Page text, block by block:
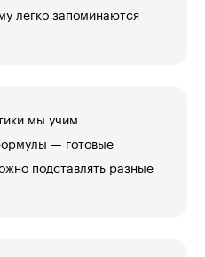
легко запоминаются
мы учим
— готовые
подставлять разные